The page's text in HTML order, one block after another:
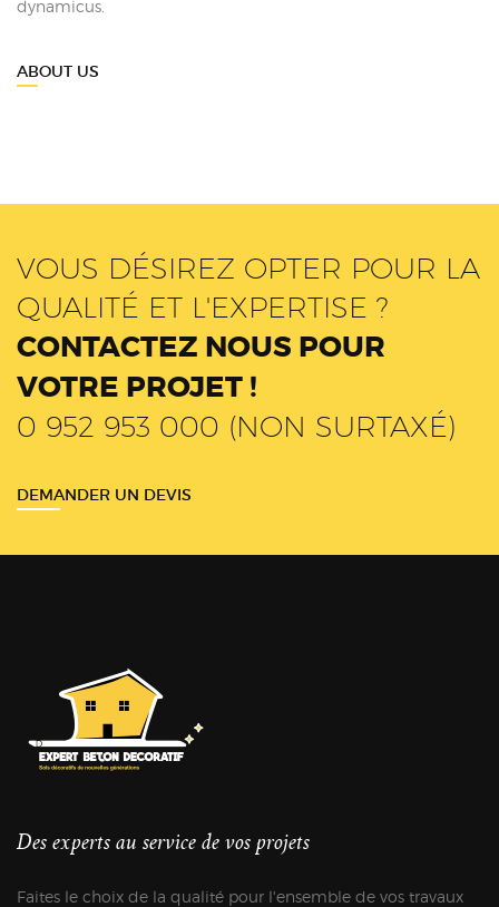
dynamicus.
ABOUT US
VOUS DÉSIREZ OPTER POUR LA
QUALITÉ ET L'EXPERTISE ?
CONTACTEZ NOUS POUR
VOTRE PROJET !
0 952 953 000 (NON SURTAXÉ)
DEMANDER UN DEVIS
Des experts au service de vos projets
Faites le choix de la qualité pour l'ensemble de vos travaux